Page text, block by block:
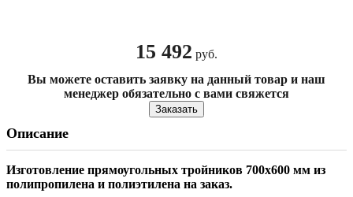
15 492 руб.
Вы можете оставить заявку на данный товар и наш
менеджер обязательно с вами свяжется
Заказать
Описание
Изготовление прямоугольных тройников 700х600 мм из
полипропилена и полиэтилена на заказ.